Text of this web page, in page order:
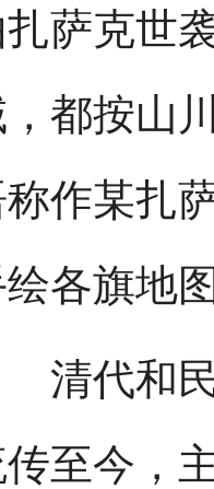
扎萨克世
都按山
作某扎
各旗地
代和民
至今，